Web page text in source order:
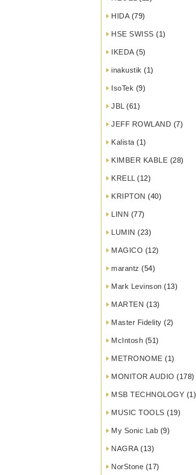
HIDA(79)
HSE SWISS (1)
IKEDA(5)
inakustik (1)
IsoTek (9)
JBL(61)
JEFF ROWLAND (7)
Kalista (1)
KIMBER KABLE (28)
KRELL(12)
KRIPTON (40)
LINN (77)
LUMIN (23)
MAGICO (12)
marantz (54)
Mark Levinson (13)
MARTEN (13)
Master Fidelity (2)
McIntosh (51)
METRONOME (1)
MONITOR AUDIO (178)
MSB TECHNOLOGY (1)
MUSIC TOOLS (19)
My Sonic Lab (9)
NAGRA(13)
NorStone (17)